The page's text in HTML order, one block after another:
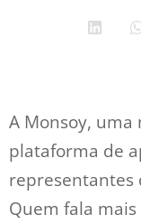
A Monsoy, uma
plataforma de
representantes
Quem fala